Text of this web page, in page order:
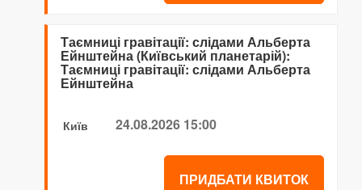
Таємниці гравітації: слідами Альберта
Ейнштейна (Київський планетарій):
Таємниці гравітації: слідами Альберта
Ейнштейна
Київ 24.08.2026 15:00
ПРИДБАТИ КВИТОК